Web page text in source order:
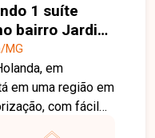
1 suíte
bairro Jardim
MG
em
em uma região em
com fácil